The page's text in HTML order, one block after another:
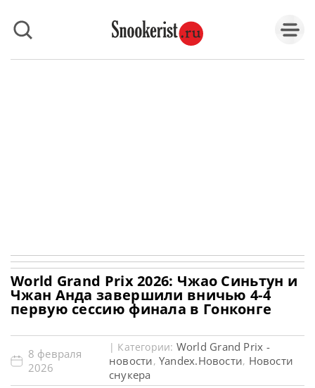
World Grand Prix 2026: Чжао Синьтун и
Чжан Анда завершили вничью 4-4
первую сессию финала в Гонконге
8 февраля
2026
| Категории: World Grand Prix -
новости, Yandex.Новости, Новости
снукера